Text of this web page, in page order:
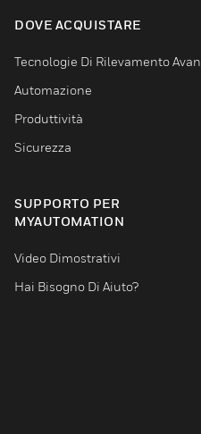
DOVE ACQUISTARE
Tecnologie Di Rilevamento
Automazione
Produttività
Sicurezza
SUPPORTO PER
MYAUTOMATION
Video Dimostrativi
Hai Bisogno Di Aiuto?